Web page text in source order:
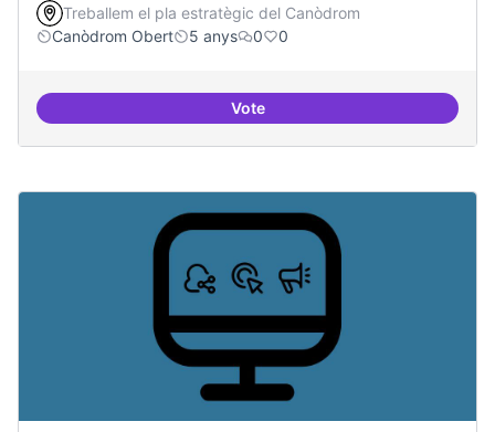
Treballem el pla estratègic del Canòdrom
Canòdrom Obert
5 anys 0 0
VoteTreball en xarxa amb projectes